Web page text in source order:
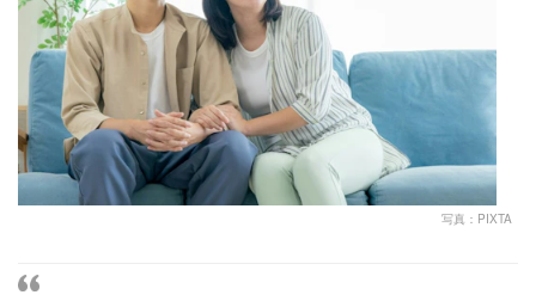
写真：PIXTA